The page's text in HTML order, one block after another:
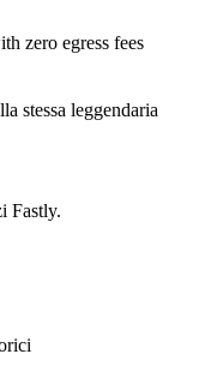
zero egress fees
stessa leggendaria
Fastly.